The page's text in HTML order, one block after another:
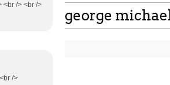
<br /> <br />
/>
george